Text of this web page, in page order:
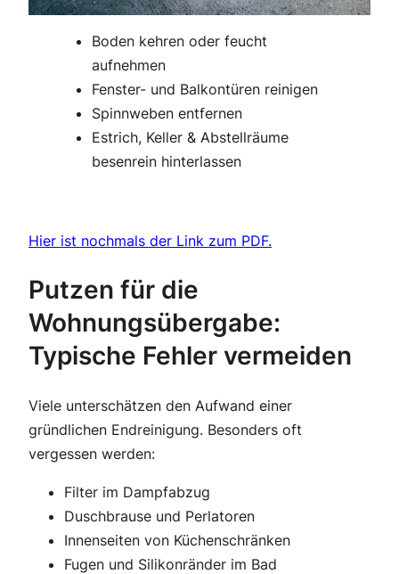
Boden kehren oder feucht
aufnehmen
Fenster- und Balkontüren reinigen
Spinnweben entfernen
Estrich, Keller & Abstellräume
besenrein hinterlassen
Hier ist nochmals der Link zum PDF.
Putzen für die
Wohnungsübergabe:
Typische Fehler vermeiden
Viele unterschätzen den Aufwand einer
gründlichen Endreinigung. Besonders oft
vergessen werden:
Filter im Dampfabzug
Duschbrause und Perlatoren
Innenseiten von Küchenschränken
Fugen und Silikonränder im Bad